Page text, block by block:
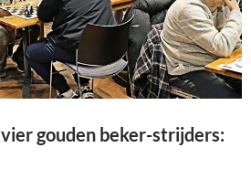
vier gouden beker-strijders: